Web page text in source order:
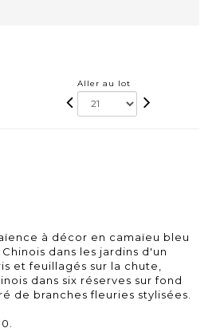
Aller au lot
à décor en camaïeu bleu
dans les jardins d'un
et feuillagés sur la chute,
dans six réserves sur fond
de branches fleuries stylisées.